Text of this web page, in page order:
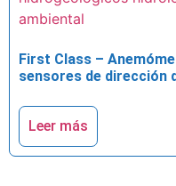
First Class –
sensores de dirección
Leer más